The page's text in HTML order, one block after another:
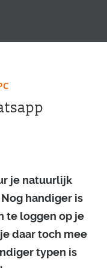
je natuurlijk
handiger is
te loggen op je
daar toch mee
typen is